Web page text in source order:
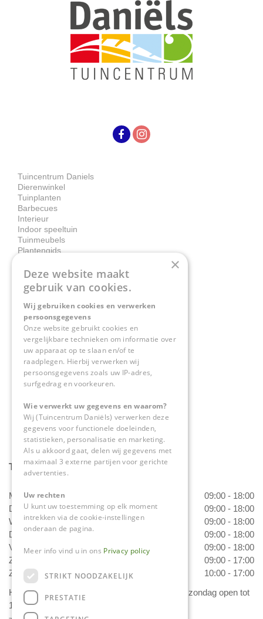
Tuincentrum Daniels
Dierenwinkel
Tuinplanten
Barbecues
Interieur
Indoor speeltuin
Tuinmeubels
Plantengids
Contact
Tuincentrum Daniëls
Herkenbosserweg 4
6063 NL Vlodrop
0475-534298
info@tuincentrumdaniels.nl
Tuincentrum Daniëls
Maandag
09:00 - 18:00
Dinsdag
09:00 - 18:00
Woensdag
09:00 - 18:00
Donderdag
09:00 - 18:00
Vrijdag
09:00 - 18:00
Zaterdag
09:00 - 17:00
Zondag
10:00 - 17:00
Het 'Bloemetje van Daniëls' is van dinsdag t/m zondag open tot
17.00 uur!
×
Deze website maakt
gebruik van cookies.
Wij gebruiken cookies en verwerken
persoonsgegevens
Onze website gebruikt cookies en
vergelijkbare technieken om informatie over
uw apparaat op te slaan en/of te
raadplegen. Hierbij verwerken wij
persoonsgegevens zoals uw IP-adres,
surfgedrag en voorkeuren.
Wie verwerkt uw gegevens en waarom?
Wij (Tuincentrum Daniëls) verwerken deze
gegevens voor functionele doeleinden,
statistieken, personalisatie en marketing.
Als u akkoord gaat, delen wij gegevens met
maximaal 3 externe partijen voor gerichte
advertenties.
Uw rechten
U kunt uw toestemming op elk moment
intrekken via de cookie-instellingen
onderaan de pagina.
Meer info vind u in ons Privacy policy
STRIKT NOODZAKELIJK
PRESTATIE